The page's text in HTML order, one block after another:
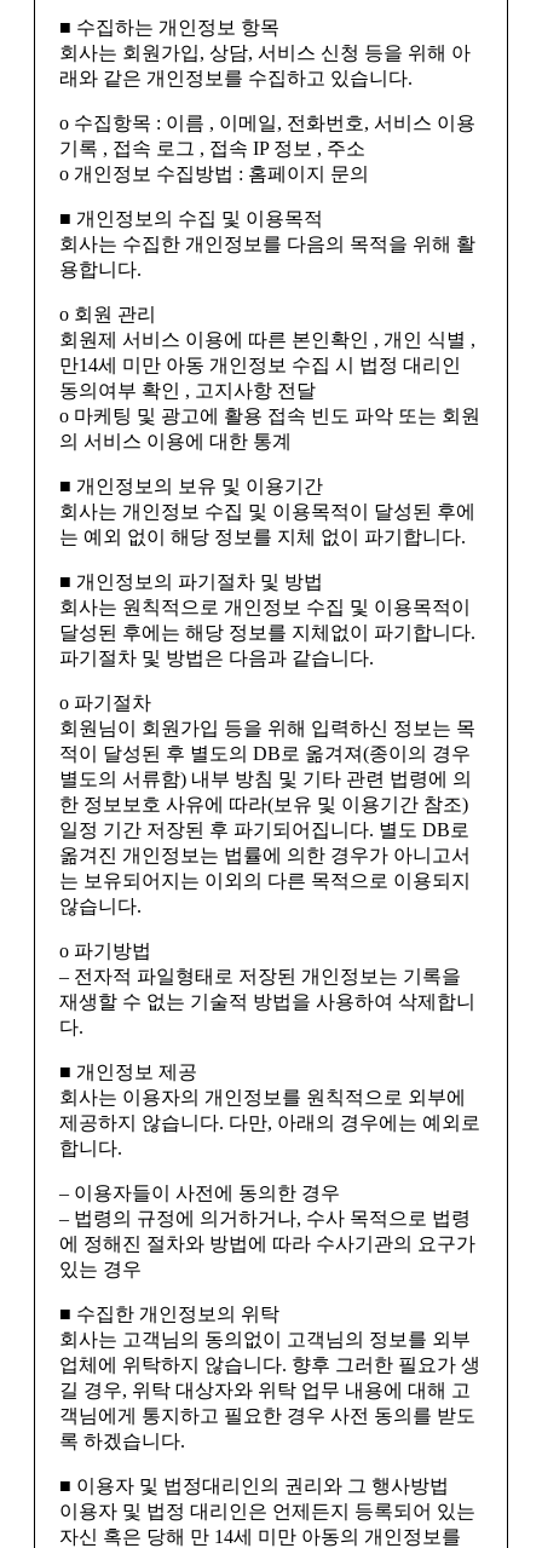
■ 수집하는 개인정보 항목
회사는 회원가입, 상담, 서비스 신청 등을 위해 아
래와 같은 개인정보를 수집하고 있습니다.
ο 수집항목 : 이름 , 이메일, 전화번호, 서비스 이용
기록 , 접속 로그 , 접속 IP 정보 , 주소
ο 개인정보 수집방법 : 홈페이지 문의
■ 개인정보의 수집 및 이용목적
회사는 수집한 개인정보를 다음의 목적을 위해 활
용합니다.
ο 회원 관리
회원제 서비스 이용에 따른 본인확인 , 개인 식별 ,
만14세 미만 아동 개인정보 수집 시 법정 대리인
동의여부 확인 , 고지사항 전달
ο 마케팅 및 광고에 활용 접속 빈도 파악 또는 회원
의 서비스 이용에 대한 통계
■ 개인정보의 보유 및 이용기간
회사는 개인정보 수집 및 이용목적이 달성된 후에
는 예외 없이 해당 정보를 지체 없이 파기합니다.
■ 개인정보의 파기절차 및 방법
회사는 원칙적으로 개인정보 수집 및 이용목적이
달성된 후에는 해당 정보를 지체없이 파기합니다.
파기절차 및 방법은 다음과 같습니다.
ο 파기절차
회원님이 회원가입 등을 위해 입력하신 정보는 목
적이 달성된 후 별도의 DB로 옮겨져(종이의 경우
별도의 서류함) 내부 방침 및 기타 관련 법령에 의
한 정보보호 사유에 따라(보유 및 이용기간 참조)
일정 기간 저장된 후 파기되어집니다. 별도 DB로
옮겨진 개인정보는 법률에 의한 경우가 아니고서
는 보유되어지는 이외의 다른 목적으로 이용되지
않습니다.
ο 파기방법
– 전자적 파일형태로 저장된 개인정보는 기록을
재생할 수 없는 기술적 방법을 사용하여 삭제합니
다.
■ 개인정보 제공
회사는 이용자의 개인정보를 원칙적으로 외부에
제공하지 않습니다. 다만, 아래의 경우에는 예외로
합니다.
– 이용자들이 사전에 동의한 경우
– 법령의 규정에 의거하거나, 수사 목적으로 법령
에 정해진 절차와 방법에 따라 수사기관의 요구가
있는 경우
■ 수집한 개인정보의 위탁
회사는 고객님의 동의없이 고객님의 정보를 외부
업체에 위탁하지 않습니다. 향후 그러한 필요가 생
길 경우, 위탁 대상자와 위탁 업무 내용에 대해 고
객님에게 통지하고 필요한 경우 사전 동의를 받도
록 하겠습니다.
■ 이용자 및 법정대리인의 권리와 그 행사방법
이용자 및 법정 대리인은 언제든지 등록되어 있는
자신 혹은 당해 만 14세 미만 아동의 개인정보를